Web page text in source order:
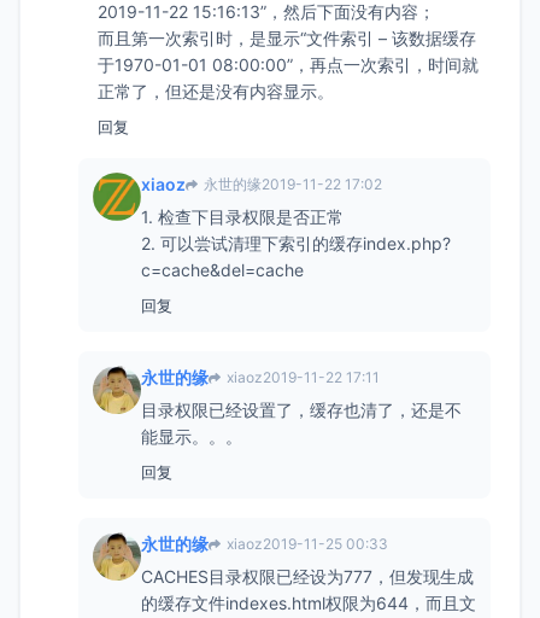
2019-11-22 15:16:13”，然后下面没有内容；
而且第一次索引时，是显示“文件索引 – 该数据缓存
于1970-01-01 08:00:00”，再点一次索引，时间就
正常了，但还是没有内容显示。
回复
xiaoz 永世的缘2019-11-22 17:02
1. 检查下目录权限是否正常
2. 可以尝试清理下索引的缓存index.php?
c=cache&del=cache
回复
永世的缘 xiaoz2019-11-22 17:11
目录权限已经设置了，缓存也清了，还是不
能显示。。。
回复
永世的缘 xiaoz2019-11-25 00:33
CACHES目录权限已经设为777，但发现生成
的缓存文件indexes.html权限为644，而且文